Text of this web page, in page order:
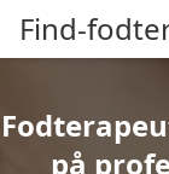
Find-
på